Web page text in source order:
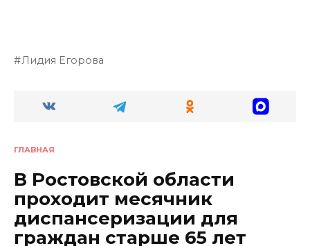
Лидия Егорова
ГЛАВНАЯ
В Ростовской области
проходит месячник
диспансеризации для
граждан старше 65 лет